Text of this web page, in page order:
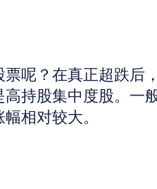
呢？在真正超跌后
持股集中度股。一
相对较大。